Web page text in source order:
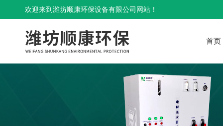
欢迎来到潍坊顺康环保设备有限公司网站！
首页